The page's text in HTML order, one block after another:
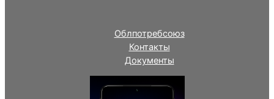
Облпотребсоюз
Контакты
Документы